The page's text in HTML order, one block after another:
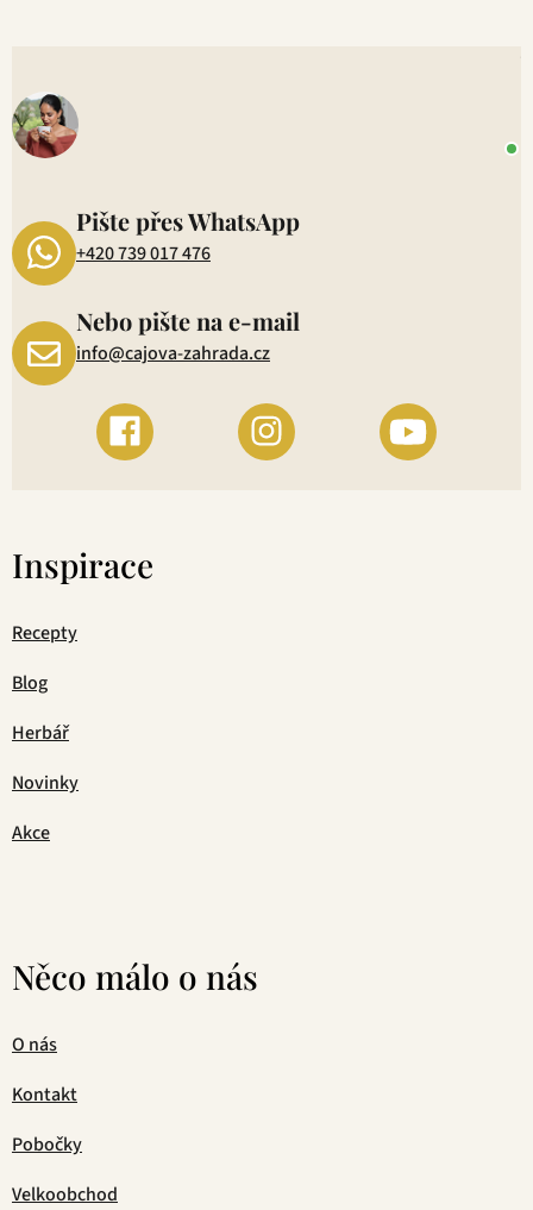
Pište přes WhatsApp
+420 739 017 476
Nebo pište na e-mail
info@cajova-zahrada.cz
Inspirace
Recepty
Blog
Herbář
Novinky
Akce
Něco málo o nás
O nás
Kontakt
Pobočky
Velkoobchod